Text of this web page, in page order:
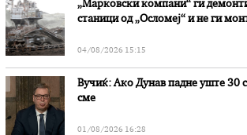
„Марковски компани“ ги
станици од „Осломеј“ и не ги
04/08/2026 15:15
Вучиќ: Ако Дунав падне уште 30
сме
01/08/2026 16:28